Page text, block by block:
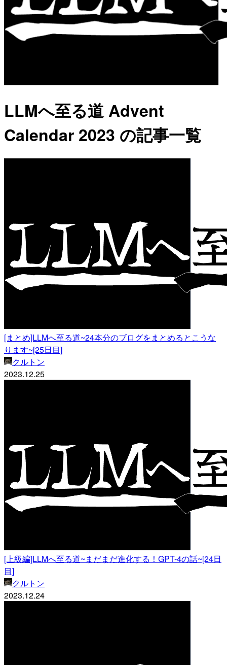
LLMへ至る道 Advent
Calendar 2023 の記事一覧
[まとめ]LLMへ至る道~24本分のブログをまとめるとこうな
ります~[25日目]
クルトン
2023.12.25
[上級編]LLMへ至る道~まだまだ進化する！GPT-4の話~[24日
目]
クルトン
2023.12.24